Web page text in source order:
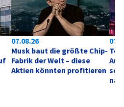
07.08.26
Musk baut die größte Chip-
Fabrik der Welt – diese
Aktien könnten profitieren